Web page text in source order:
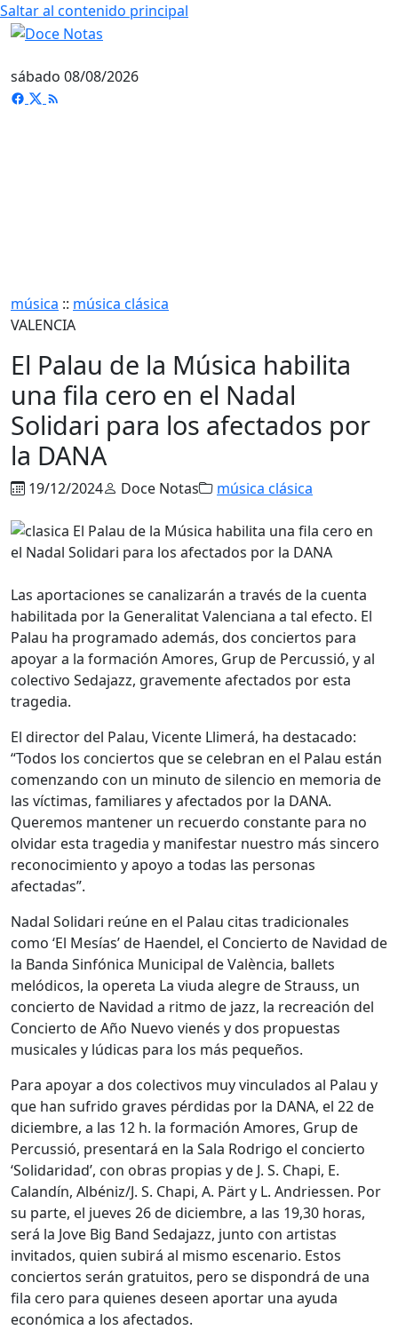
Saltar al contenido principal
sábado 08/08/2026
música :: música clásica
VALENCIA
El Palau de la Música habilita
una fila cero en el Nadal
Solidari para los afectados por
la DANA
19/12/2024 Doce Notas música clásica
Las aportaciones se canalizarán a través de la cuenta
habilitada por la Generalitat Valenciana a tal efecto. El
Palau ha programado además, dos conciertos para
apoyar a la formación Amores, Grup de Percussió, y al
colectivo Sedajazz, gravemente afectados por esta
tragedia.
El director del Palau, Vicente Llimerá, ha destacado:
“Todos los conciertos que se celebran en el Palau están
comenzando con un minuto de silencio en memoria de
las víctimas, familiares y afectados por la DANA.
Queremos mantener un recuerdo constante para no
olvidar esta tragedia y manifestar nuestro más sincero
reconocimiento y apoyo a todas las personas
afectadas”.
Nadal Solidari reúne en el Palau citas tradicionales
como ‘El Mesías’ de Haendel, el Concierto de Navidad de
la Banda Sinfónica Municipal de València, ballets
melódicos, la opereta La viuda alegre de Strauss, un
concierto de Navidad a ritmo de jazz, la recreación del
Concierto de Año Nuevo vienés y dos propuestas
musicales y lúdicas para los más pequeños.
Para apoyar a dos colectivos muy vinculados al Palau y
que han sufrido graves pérdidas por la DANA, el 22 de
diciembre, a las 12 h. la formación Amores, Grup de
Percussió, presentará en la Sala Rodrigo el concierto
‘Solidaridad’, con obras propias y de J. S. Chapi, E.
Calandín, Albéniz/J. S. Chapi, A. Pärt y L. Andriessen. Por
su parte, el jueves 26 de diciembre, a las 19,30 horas,
será la Jove Big Band Sedajazz, junto con artistas
invitados, quien subirá al mismo escenario. Estos
conciertos serán gratuitos, pero se dispondrá de una
fila cero para quienes deseen aportar una ayuda
económica a los afectados.